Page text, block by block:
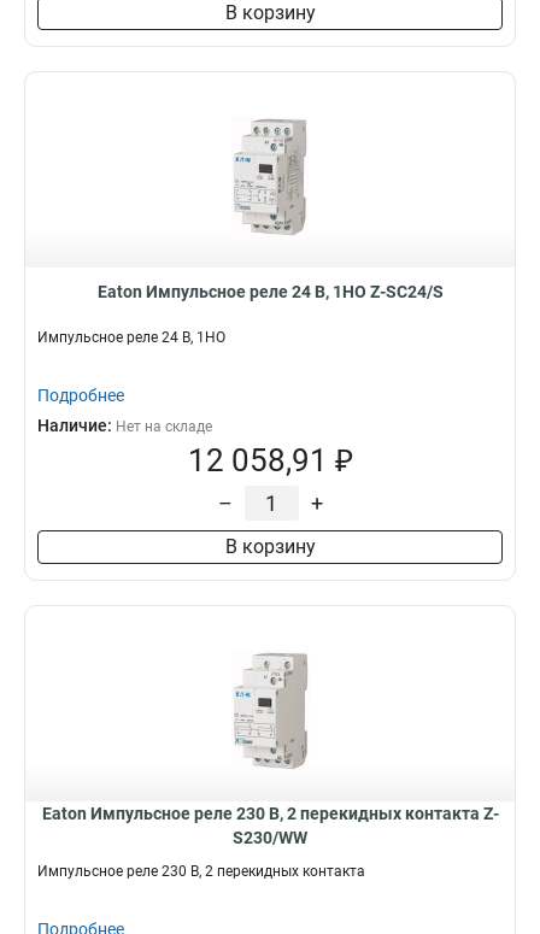
В корзину
Eaton Импульсное реле 24 В, 1НО Z-SC24/S
Импульсное реле 24 В, 1НО
Подробнее
Наличие: Нет на складе
12 058,91 ₽
– +
В корзину
Eaton Импульсное реле 230 В, 2 перекидных контакта Z-
S230/WW
Импульсное реле 230 В, 2 перекидных контакта
Подробнее